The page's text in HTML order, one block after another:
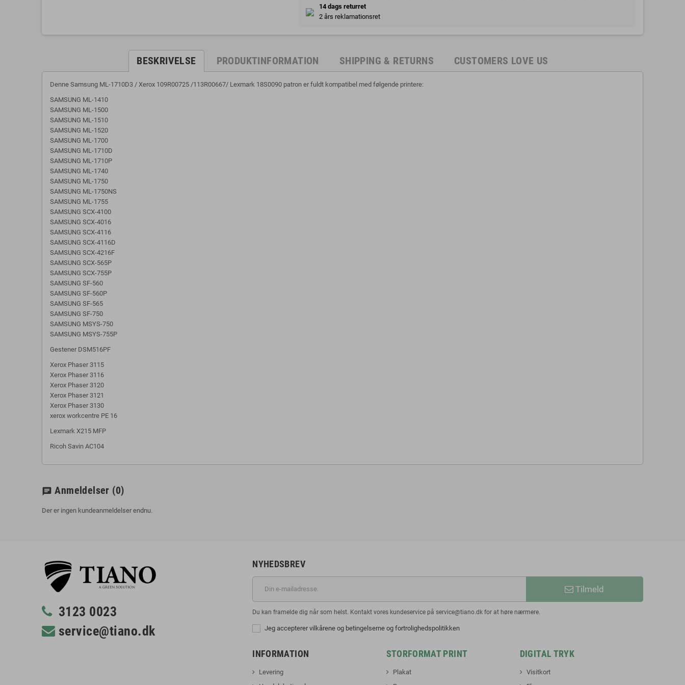
14 dags returret
2 års reklamationsret
BESKRIVELSE PRODUKTINFORMATION SHIPPING & RETURNS CUSTOMERS LOVE US
Denne Samsung ML-1710D3 / Xerox 109R00725 /113R00667/ Lexmark 18S0090 patron er fuldt kompatibel med følgende printere:
SAMSUNG ML-1410
SAMSUNG ML-1500
SAMSUNG ML-1510
SAMSUNG ML-1520
SAMSUNG ML-1700
SAMSUNG ML-1710D
SAMSUNG ML-1710P
SAMSUNG ML-1740
SAMSUNG ML-1750
SAMSUNG ML-1750NS
SAMSUNG ML-1755
SAMSUNG SCX-4100
SAMSUNG SCX-4016
SAMSUNG SCX-4116
SAMSUNG SCX-4116D
SAMSUNG SCX-4216F
SAMSUNG SCX-565P
SAMSUNG SCX-755P
SAMSUNG SF-560
SAMSUNG SF-560P
SAMSUNG SF-565
SAMSUNG SF-750
SAMSUNG MSYS-750
SAMSUNG MSYS-755P
Gestener DSM516PF
Xerox Phaser 3115
Xerox Phaser 3116
Xerox Phaser 3120
Xerox Phaser 3121
Xerox Phaser 3130
xerox workcentre PE 16
Lexmark X215 MFP
Ricoh Savin AC104
chat Anmeldelser (0)
Der er ingen kundeanmeldelser endnu.
3123 0023
service@tiano.dk
NYHEDSBREV
Tilmeld
Du kan framelde dig når som helst. Kontakt vores kundeservice på service@tiano.dk for at høre nærmere.
Jeg accepterer vilkårene og betingelserne og fortrolighedspolitikken
INFORMATION
Levering
STORFORMAT PRINT
Plakat
DIGITAL TRYK
Visitkort